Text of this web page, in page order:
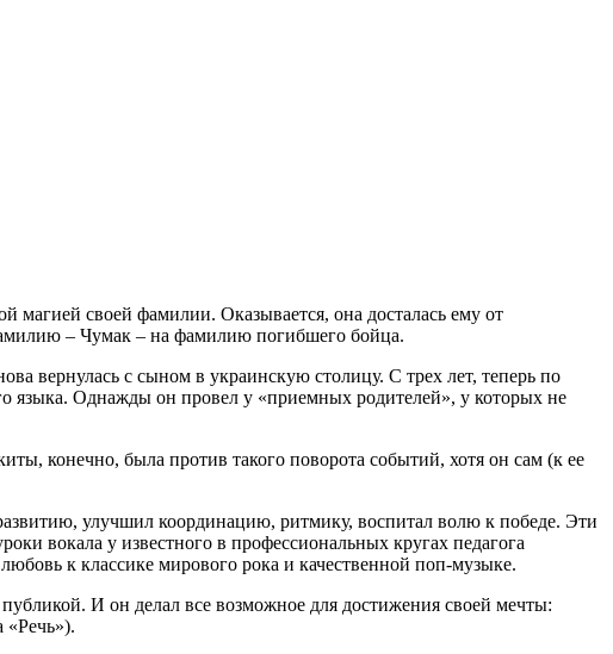
магией своей фамилии. Оказывается, она досталась ему от
– Чумак – на фамилию погибшего бойца.
вернулась с сыном в украинскую столицу. С трех лет, теперь по
языка. Однажды он провел у «приемных родителей», у которых не
конечно, была против такого поворота событий, хотя он сам (к ее
улучшил координацию, ритмику, воспитал волю к победе. Эти
вокала у известного в профессиональных кругах педагога
к классике мирового рока и качественной поп-музыке.
И он делал все возможное для достижения своей мечты:
«Речь»).